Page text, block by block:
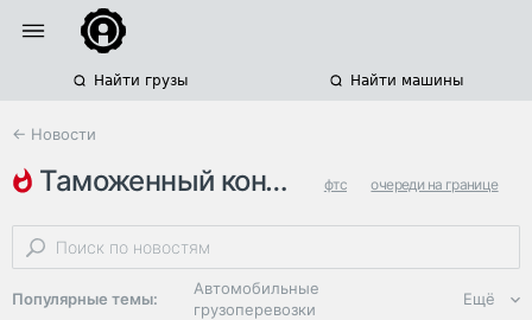
Найти грузы Найти машины
← Новости
таможенный контроль фтс очереди на границе
международные грузоперевозки
Популярные темы:
Автомобильные
грузоперевозки
Ещё